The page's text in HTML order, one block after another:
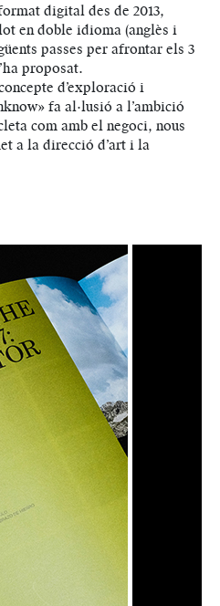
digital des de 2013,
en doble idioma (anglès i
passes per afrontar els 3
proposat.
d’exploració i
fa al·lusió a l’ambició
com amb el negoci, nous
a la direcció d’art i la